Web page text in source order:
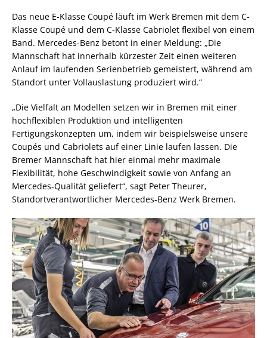
Das neue E-Klasse Coupé läuft im Werk Bremen mit dem C-
Klasse Coupé und dem C-Klasse Cabriolet flexibel von einem
Band. Mercedes-Benz betont in einer Meldung: „Die
Mannschaft hat innerhalb kürzester Zeit einen weiteren
Anlauf im laufenden Serienbetrieb gemeistert, während am
Standort unter Vollauslastung produziert wird.“
„Die Vielfalt an Modellen setzen wir in Bremen mit einer
hochflexiblen Produktion und intelligenten
Fertigungskonzepten um, indem wir beispielsweise unsere
Coupés und Cabriolets auf einer Linie laufen lassen. Die
Bremer Mannschaft hat hier einmal mehr maximale
Flexibilität, hohe Geschwindigkeit sowie von Anfang an
Mercedes-Qualität geliefert“, sagt Peter Theurer,
Standortverantwortlicher Mercedes-Benz Werk Bremen.